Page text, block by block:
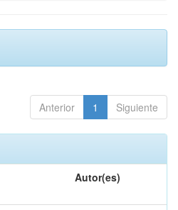
Anterior 1 Siguiente
Autor(es)